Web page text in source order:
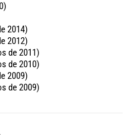
2014)
2012)
de 2011)
de 2010)
2009)
de 2009)